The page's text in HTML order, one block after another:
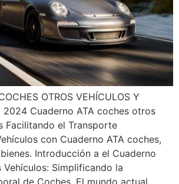
OTROS VEHÍCULOS Y
2024 Cuaderno ATA coches otros
Facilitando el Transporte
con Cuaderno ATA coches,
Introducción a el Cuaderno
Vehículos: Simplificando la
de Coches. El mundo actual,